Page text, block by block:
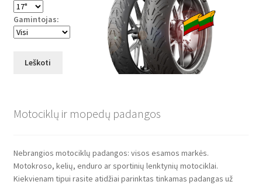
Gamintojas:
Leškoti
Motociklų ir mopedų padangos
Nebrangios motociklų padangos: visos esamos markės.
Motokroso, kelių, enduro ar sportinių lenktynių motociklai.
Kiekvienam tipui rasite atidžiai parinktas tinkamas padangas už